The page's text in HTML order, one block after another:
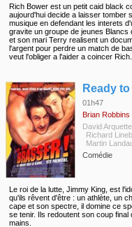
Rich Bower est un petit caid black
aujourd'hui decide a laisser tomber
musique en defendant les interets
gravite un groupe de jeunes
et son mari Terry realisent un
l'argent pour perdre un match de
veut l'obliger a l'aider a coincer Rich.
Ready
01h47
Brian Robbins
David Arquette
Richard
Martin
Comédie
Le roi de la lutte, Jimmy King, est
qu'ils rêvent d'être : un athlète, un
cape et son spectre, il domine ce
se tenir. Ils redoutent son coup
mains.